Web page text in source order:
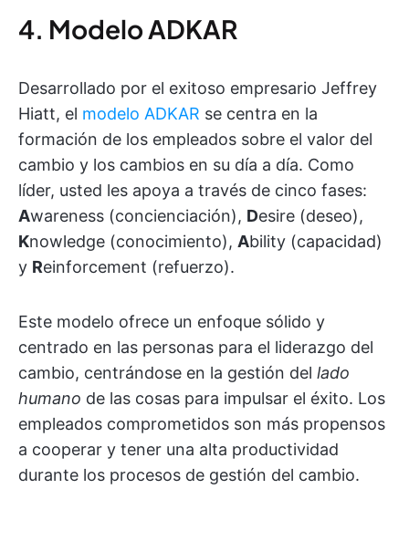
4. Modelo ADKAR
Desarrollado por el exitoso empresario Jeffrey
Hiatt, el modelo ADKAR se centra en la
formación de los empleados sobre el valor del
cambio y los cambios en su día a día. Como
líder, usted les apoya a través de cinco fases:
Awareness (concienciación), Desire (deseo),
Knowledge (conocimiento), Ability (capacidad)
y Reinforcement (refuerzo).
Este modelo ofrece un enfoque sólido y
centrado en las personas para el liderazgo del
cambio, centrándose en la gestión del lado
humano de las cosas para impulsar el éxito. Los
empleados comprometidos son más propensos
a cooperar y tener una alta productividad
durante los procesos de gestión del cambio.